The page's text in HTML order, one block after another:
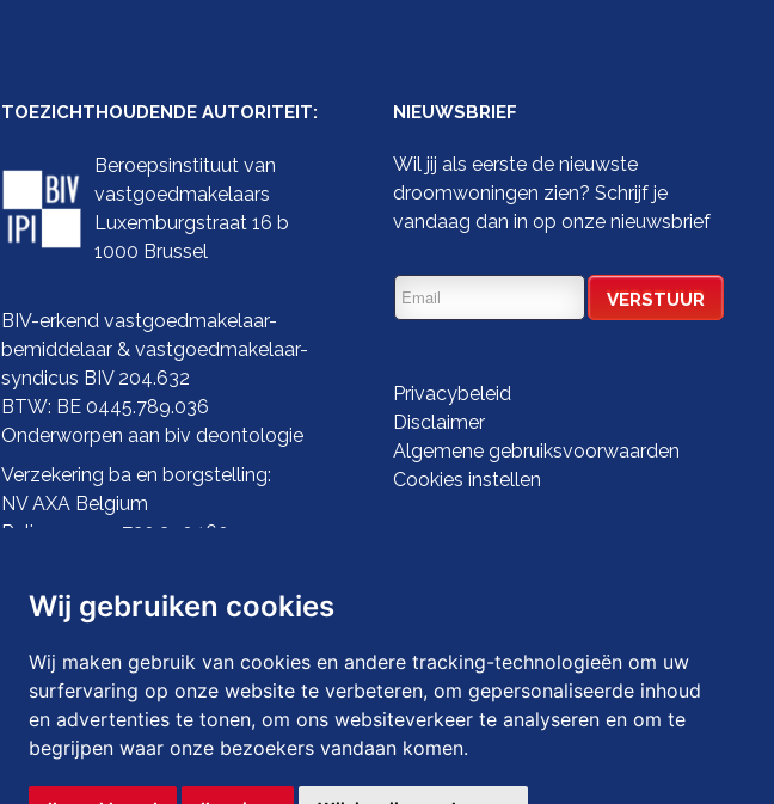
Wij gebruiken cookies
Wij maken gebruik van cookies en andere tracking-technologieën om uw
surfervaring op onze website te verbeteren, om gepersonaliseerde inhoud
en advertenties te tonen, om ons websiteverkeer te analyseren en om te
begrijpen waar onze bezoekers vandaan komen.
TOEZICHTHOUDENDE AUTORITEIT:
Beroepsinstituut van
vastgoedmakelaars
Luxemburgstraat 16 b
1000 Brussel
BIV-erkend vastgoedmakelaar-
bemiddelaar & vastgoedmakelaar-
syndicus BIV 204.632
BTW: BE 0445.789.036
Onderworpen aan biv deontologie
Verzekering ba en borgstelling:
NV AXA Belgium
Polisnummer 730.390.160
NIEUWSBRIEF
Wil jij als eerste de nieuwste
droomwoningen zien? Schrijf je
vandaag dan in op onze nieuwsbrief
Privacybeleid
Disclaimer
Algemene gebruiksvoorwaarden
Cookies instellen